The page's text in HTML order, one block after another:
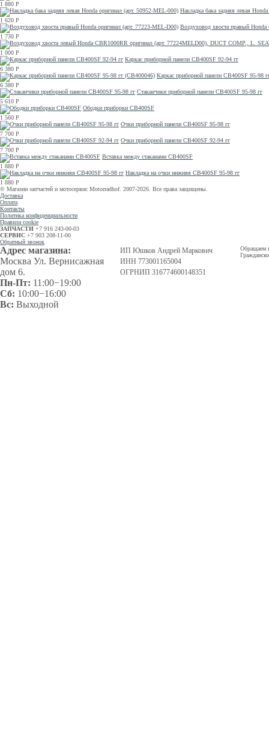
1 880 Р
Накладка бака задняя левая
1 620 Р
Воздуховод хвоста правый
1 730 Р
1 000 Р
Каркас приборной панели CB400SF 92-94 гг
6 380 Р
Каркас приборной панели CB400SF 95-98
6 380 Р
Стаканчики приборной панели CB400SF 95-98 гг
5 610 Р
Ободки приборки CB400SF
1 560 Р
Очки приборной панели CB400SF 95-98 гг
7 700 Р
Очки приборной панели CB400SF 92-94 гг
7 700 Р
Вставка между стаканами CB400SF
1 880 Р
Накладка на очки нижняя CB400SF 95-98 гг
1 880 Р
© Магазин запчастей и мотосервис Motorradhof. 2007-2026. Все права защищены.
Доставка
Оплата
Контакты
Политика конфиденциальности
Правила cookie
ЗАПЧАСТИ +7 916 243-00-03
СЕРВИС +7 903 208-11-00
Обратный звонок
Адрес магазина:
Москва Ул. Вернисажная
дом 6.
Пн-Пт: 11:00−19:00
Сб: 10:00−16:00
Вс: Выходной
ИП Юшков Андрей Маркович
ИНН 773001165004
ОГРНИП 316774600148351
Обращаем